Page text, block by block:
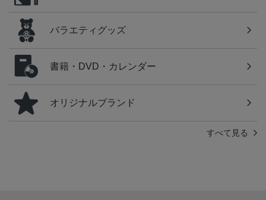
バラエティグッズ
書籍・DVD・カレンダー
オリジナルブランド
すべて見る